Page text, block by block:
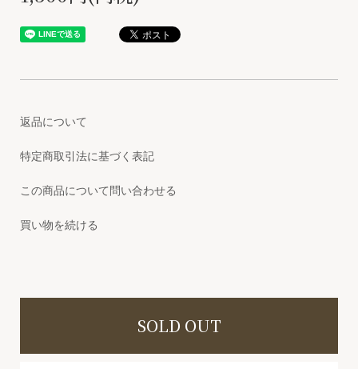
返品について
特定商取引法に基づく表記
この商品について問い合わせる
買い物を続ける
SOLD OUT